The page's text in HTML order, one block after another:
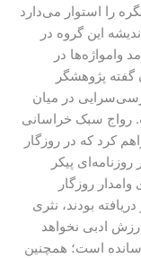
را استوار می‌دارد
این گروه در
وامواژه‌ها در
پژوهشگر
در میان
رواج سبک خراسانی
کرد که در روزگار
پیکر
روزگار
بودند، نثری
ادبی نخواهد
است؛ همچنین